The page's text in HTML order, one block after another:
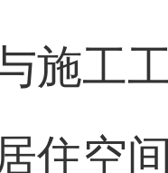
学、空
与施工